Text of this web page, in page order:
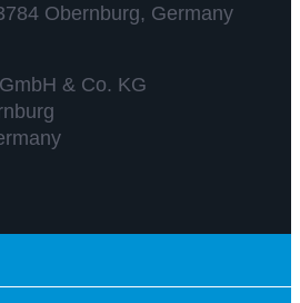
Obernburg, Germany
& Co. KG